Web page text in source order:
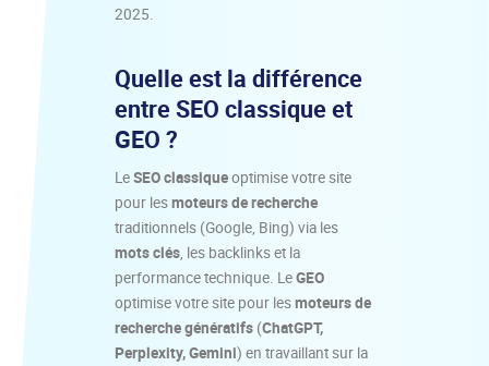
2025.
Quelle est la différence
entre SEO classique et
GEO ?
LeSEO classiqueoptimise votre site
pour lesmoteurs de recherche
traditionnels (Google, Bing) via les
mots clés, les backlinks et la
performance technique. LeGEO
optimise votre site pour lesmoteurs de
recherche génératifs(ChatGPT,
Perplexity, Gemini) en travaillant sur la